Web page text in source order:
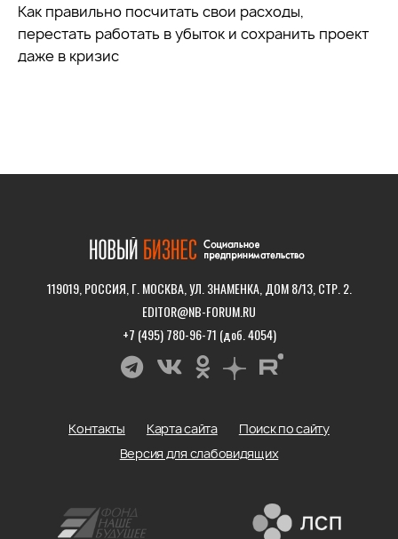
Как правильно посчитать свои расходы,
перестать работать в убыток и сохранить проект
даже в кризис
119019, РОССИЯ, Г. МОСКВА, УЛ. ЗНАМЕНКА, ДОМ 8/13, СТР. 2.
EDITOR@NB-FORUM.RU
+7 (495) 780-96-71 (доб. 4054)
Контакты Карта сайта
Поиск по сайту
Версия для слабовидящих